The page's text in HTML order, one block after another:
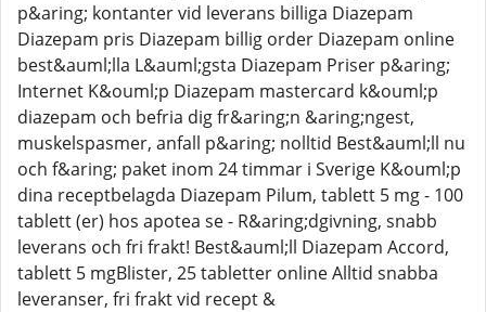
p&aring; kontanter vid leverans billiga Diazepam
Diazepam pris Diazepam billig order Diazepam online
best&auml;lla L&auml;gsta Diazepam Priser p&aring;
Internet K&ouml;p Diazepam mastercard k&ouml;p
diazepam och befria dig fr&aring;n &aring;ngest,
muskelspasmer, anfall p&aring; nolltid Best&auml;ll nu
och f&aring; paket inom 24 timmar i Sverige K&ouml;p
dina receptbelagda Diazepam Pilum, tablett 5 mg - 100
tablett (er) hos apotea se - R&aring;dgivning, snabb
leverans och fri frakt! Best&auml;ll Diazepam Accord,
tablett 5 mgBlister, 25 tabletter online Alltid snabba
leveranser, fri frakt vid recept &